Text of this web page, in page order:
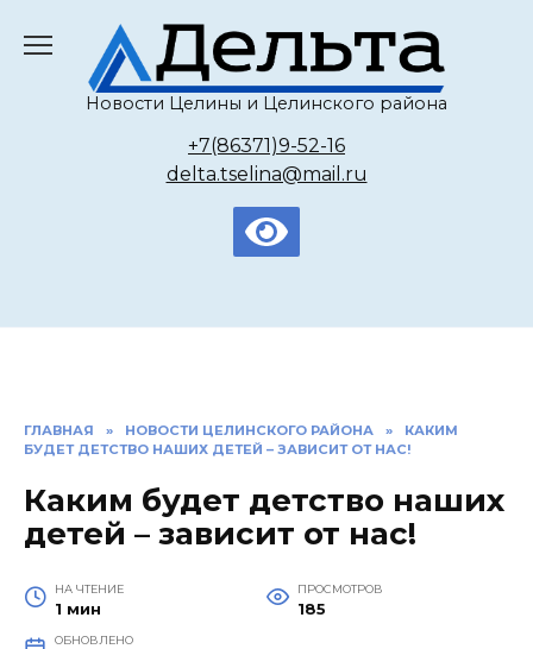
содержанию
Новости Целины и Целинского района
+7(86371)9-52-16
delta.tselina@mail.ru
ГЛАВНАЯ » НОВОСТИ ЦЕЛИНСКОГО РАЙОНА »
КАКИМ
БУДЕТ ДЕТСТВО НАШИХ ДЕТЕЙ – ЗАВИСИТ ОТ НАС!
Каким будет детство наших
детей – зависит от нас!
НА ЧТЕНИЕ
1 мин
ПРОСМОТРОВ
185
ОБНОВЛЕНО